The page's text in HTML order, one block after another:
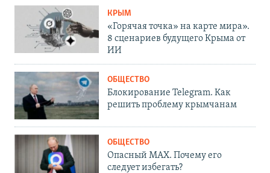
КРЫМ
«Горячая точка» на карте мира».
8 сценариев будущего Крыма от
ИИ
ОБЩЕСТВО
Блокирование Telegram. Как
решить проблему крымчанам
ОБЩЕСТВО
Опасный MAX. Почему его
следует избегать?